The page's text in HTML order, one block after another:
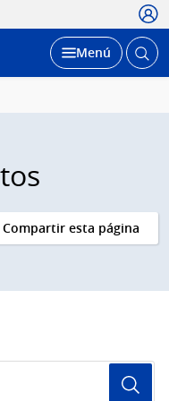
Desplegar
Menú Abrir
Compartir esta página